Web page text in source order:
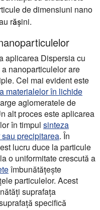
de dimensiuni nano
rășini.
aplicarea Dispersia cu
nanoparticulelorare
Cel mai evident este
materialelor în lichide
aglomeratele de
alt proces este aplicarea
în timpul sinteza
precipitarea. În
lucru duce la particule
o uniformitate crescută a
îmbunătățește
particulelor. Acest
suprafața
specifică